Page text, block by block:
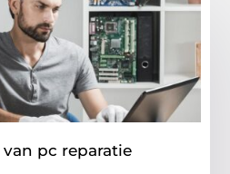
pc reparatie